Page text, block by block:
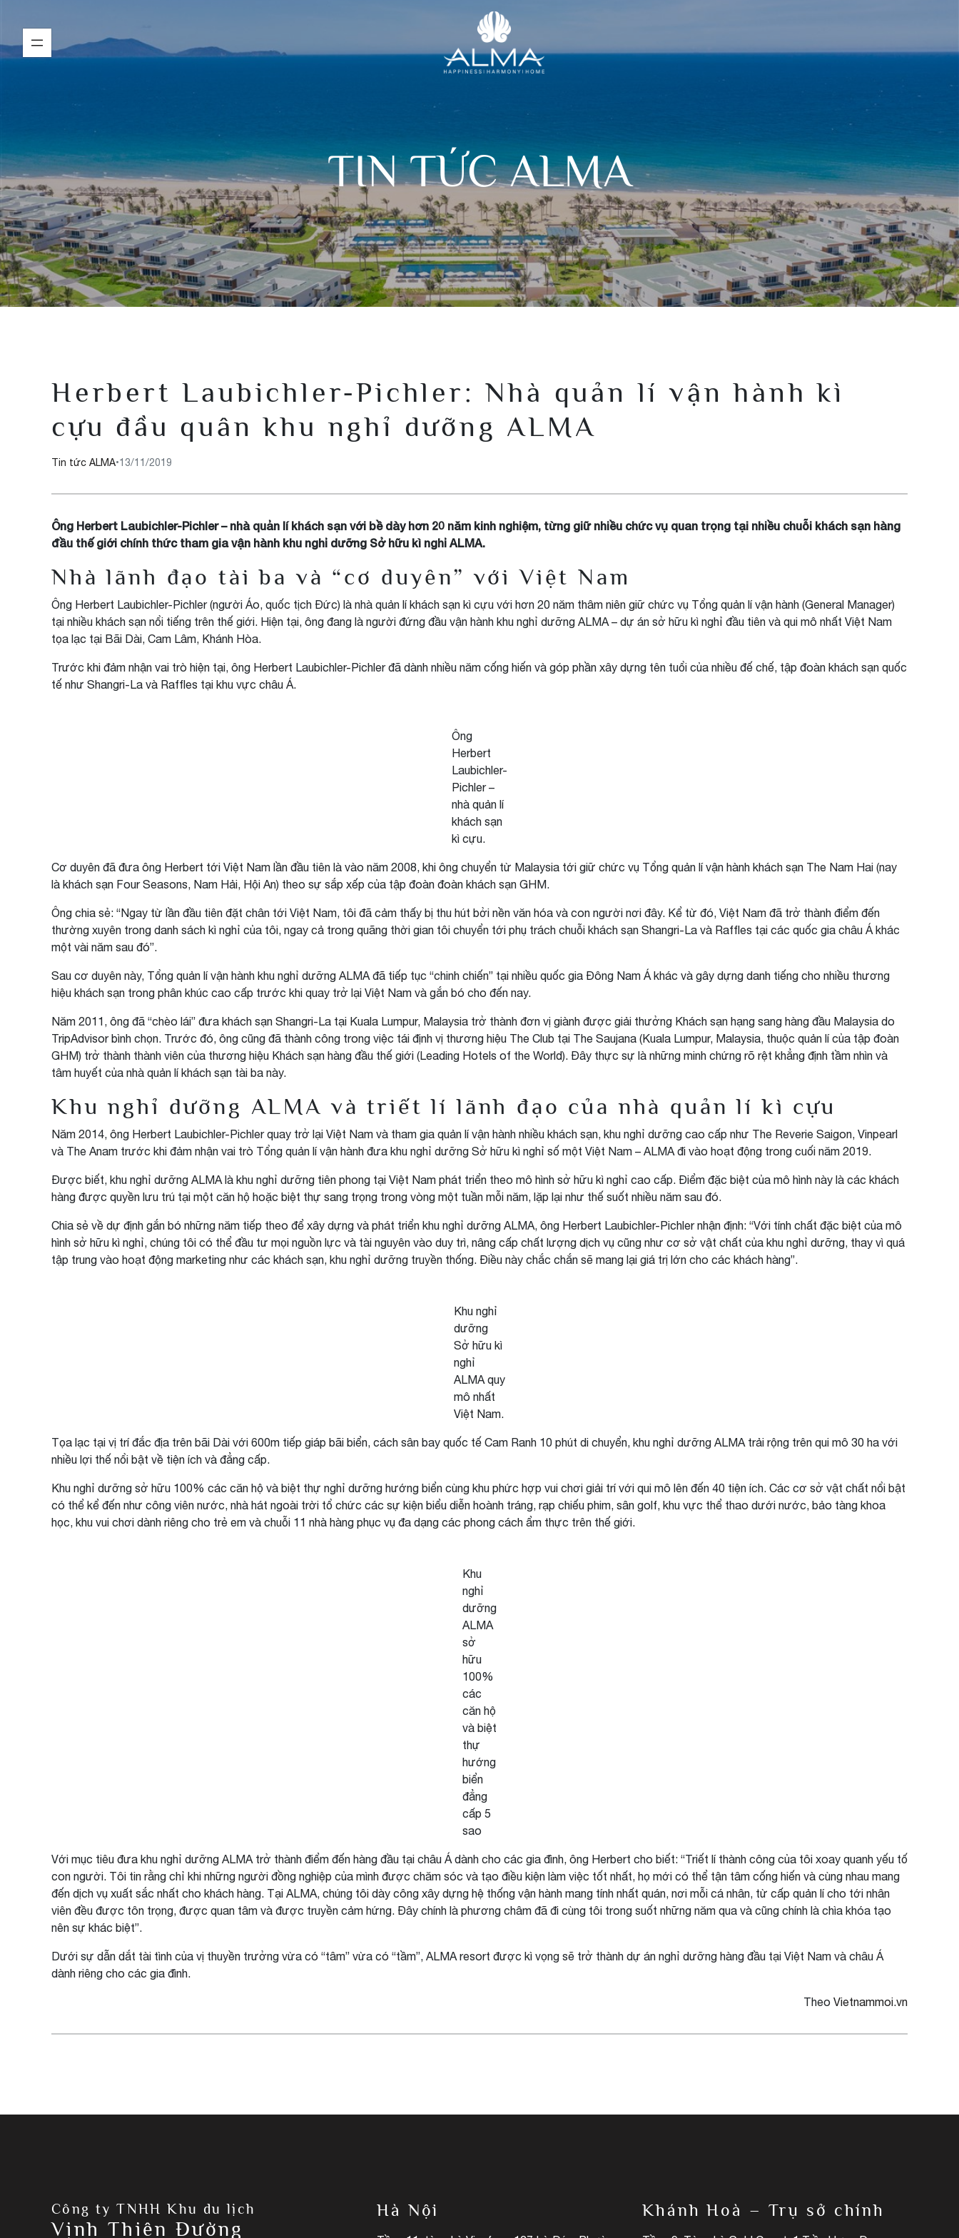
TIN TỨC ALMA
Herbert Laubichler-Pichler: Nhà quản lí vận hành kì
cựu đầu quân khu nghỉ dưỡng ALMA
Tin tức ALMA•13/11/2019
Ông Herbert Laubichler-Pichler – nhà quản lí khách sạn với bề dày hơn 20 năm kinh nghiệm, từng giữ nhiều chức vụ quan trọng tại nhiều chuỗi khách sạn hàng
đầu thế giới chính thức tham gia vận hành khu nghỉ dưỡng Sở hữu kì nghỉ ALMA.
Nhà lãnh đạo tài ba và “cơ duyên” với Việt Nam
Ông Herbert Laubichler-Pichler (người Áo, quốc tịch Đức) là nhà quản lí khách sạn kì cựu với hơn 20 năm thâm niên giữ chức vụ Tổng quản lí vận hành (General Manager)
tại nhiều khách sạn nổi tiếng trên thế giới. Hiện tại, ông đang là người đứng đầu vận hành khu nghỉ dưỡng ALMA – dự án sở hữu kì nghỉ đầu tiên và qui mô nhất Việt Nam
tọa lạc tại Bãi Dài, Cam Lâm, Khánh Hòa.
Trước khi đảm nhận vai trò hiện tại, ông Herbert Laubichler-Pichler đã dành nhiều năm cống hiến và góp phần xây dựng tên tuổi của nhiều đế chế, tập đoàn khách sạn quốc
tế như Shangri-La và Raffles tại khu vực châu Á.
Ông
Herbert
Laubichler-
Pichler –
nhà quản lí
khách sạn
kì cựu.
Cơ duyên đã đưa ông Herbert tới Việt Nam lần đầu tiên là vào năm 2008, khi ông chuyển từ Malaysia tới giữ chức vụ Tổng quản lí vận hành khách sạn The Nam Hai (nay
là khách sạn Four Seasons, Nam Hải, Hội An) theo sự sắp xếp của tập đoàn đoàn khách sạn GHM.
Ông chia sẻ: “Ngay từ lần đầu tiên đặt chân tới Việt Nam, tôi đã cảm thấy bị thu hút bởi nền văn hóa và con người nơi đây. Kể từ đó, Việt Nam đã trở thành điểm đến
thường xuyên trong danh sách kì nghỉ của tôi, ngay cả trong quãng thời gian tôi chuyển tới phụ trách chuỗi khách sạn Shangri-La và Raffles tại các quốc gia châu Á khác
một vài năm sau đó”.
Sau cơ duyên này, Tổng quản lí vận hành khu nghỉ dưỡng ALMA đã tiếp tục “chinh chiến” tại nhiều quốc gia Đông Nam Á khác và gây dựng danh tiếng cho nhiều thương
hiệu khách sạn trong phân khúc cao cấp trước khi quay trở lại Việt Nam và gắn bó cho đến nay.
Năm 2011, ông đã “chèo lái” đưa khách sạn Shangri-La tại Kuala Lumpur, Malaysia trở thành đơn vị giành được giải thưởng Khách sạn hạng sang hàng đầu Malaysia do
TripAdvisor bình chọn. Trước đó, ông cũng đã thành công trong việc tái định vị thương hiệu The Club tại The Saujana (Kuala Lumpur, Malaysia, thuộc quản lí của tập đoàn
GHM) trở thành thành viên của thương hiệu Khách sạn hàng đầu thế giới (Leading Hotels of the World). Đây thực sự là những minh chứng rõ rệt khẳng định tầm nhìn và
tâm huyết của nhà quản lí khách sạn tài ba này.
Khu nghỉ dưỡng ALMA và triết lí lãnh đạo của nhà quản lí kì cựu
Năm 2014, ông Herbert Laubichler-Pichler quay trở lại Việt Nam và tham gia quản lí vận hành nhiều khách sạn, khu nghỉ dưỡng cao cấp như The Reverie Saigon, Vinpearl
và The Anam trước khi đảm nhận vai trò Tổng quản lí vận hành đưa khu nghỉ dưỡng Sở hữu kì nghỉ số một Việt Nam – ALMA đi vào hoạt động trong cuối năm 2019.
Được biết, khu nghỉ dưỡng ALMA là khu nghỉ dưỡng tiên phong tại Việt Nam phát triển theo mô hình sở hữu kì nghỉ cao cấp. Điểm đặc biệt của mô hình này là các khách
hàng được quyền lưu trú tại một căn hộ hoặc biệt thự sang trọng trong vòng một tuần mỗi năm, lặp lại như thế suốt nhiều năm sau đó.
Chia sẻ về dự định gắn bó những năm tiếp theo để xây dựng và phát triển khu nghỉ dưỡng ALMA, ông Herbert Laubichler-Pichler nhận định: “Với tính chất đặc biệt của mô
hình sở hữu kì nghỉ, chúng tôi có thể đầu tư mọi nguồn lực và tài nguyên vào duy trì, nâng cấp chất lượng dịch vụ cũng như cơ sở vật chất của khu nghỉ dưỡng, thay vì quá
tập trung vào hoạt động marketing như các khách sạn, khu nghỉ dưỡng truyền thống. Điều này chắc chắn sẽ mang lại giá trị lớn cho các khách hàng”.
Khu nghỉ
dưỡng
Sở hữu kì
nghỉ
ALMA quy
mô nhất
Việt Nam.
Tọa lạc tại vị trí đắc địa trên bãi Dài với 600m tiếp giáp bãi biển, cách sân bay quốc tế Cam Ranh 10 phút di chuyển, khu nghỉ dưỡng ALMA trải rộng trên qui mô 30 ha với
nhiều lợi thế nổi bật về tiện ích và đẳng cấp.
Khu nghỉ dưỡng sở hữu 100% các căn hộ và biệt thự nghỉ dưỡng hướng biển cùng khu phức hợp vui chơi giải trí với qui mô lên đến 40 tiện ích. Các cơ sở vật chất nổi bật
có thể kể đến như công viên nước, nhà hát ngoài trời tổ chức các sự kiện biểu diễn hoành tráng, rạp chiếu phim, sân golf, khu vực thể thao dưới nước, bảo tàng khoa
học, khu vui chơi dành riêng cho trẻ em và chuỗi 11 nhà hàng phục vụ đa dạng các phong cách ẩm thực trên thế giới.
Khu
nghỉ
dưỡng
ALMA
sở
hữu
100%
các
căn hộ
và biệt
thự
hướng
biển
đẳng
cấp 5
sao
Với mục tiêu đưa khu nghỉ dưỡng ALMA trở thành điểm đến hàng đầu tại châu Á dành cho các gia đình, ông Herbert cho biết: “Triết lí thành công của tôi xoay quanh yếu tố
con người. Tôi tin rằng chỉ khi những người đồng nghiệp của mình được chăm sóc và tạo điều kiện làm việc tốt nhất, họ mới có thể tận tâm cống hiến và cùng nhau mang
đến dịch vụ xuất sắc nhất cho khách hàng. Tại ALMA, chúng tôi dày công xây dựng hệ thống vận hành mang tính nhất quán, nơi mỗi cá nhân, từ cấp quản lí cho tới nhân
viên đều được tôn trọng, được quan tâm và được truyền cảm hứng. Đây chính là phương châm đã đi cùng tôi trong suốt những năm qua và cũng chính là chìa khóa tạo
nên sự khác biệt”.
Dưới sự dẫn dắt tài tình của vị thuyền trưởng vừa có “tâm” vừa có “tầm”, ALMA resort được kì vọng sẽ trở thành dự án nghỉ dưỡng hàng đầu tại Việt Nam và châu Á
dành riêng cho các gia đình.
Theo Vietnammoi.vn
Công ty TNHH Khu du lịch
Vịnh Thiên Đường
Hà Nội Khánh Hoà – Trụ sở chính